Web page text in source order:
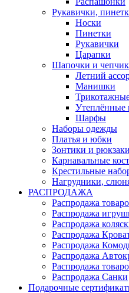
Рукавички,
Носки
Пинетки
Рукавички
Царапки
Шапочки и
Летний
Манишки
Утеплённые
Шарфы
Наборы одежды
Платья и юбки
Зонтики и рюкзаки
Карнавальные
Крестильные
Нагрудники,
РАСПРОДАЖА
Распродажа
Распродажа
Распродажа
Распродажа
Распродажа
Распродажа
Распродажа
Распродажа Санки
Подарочные